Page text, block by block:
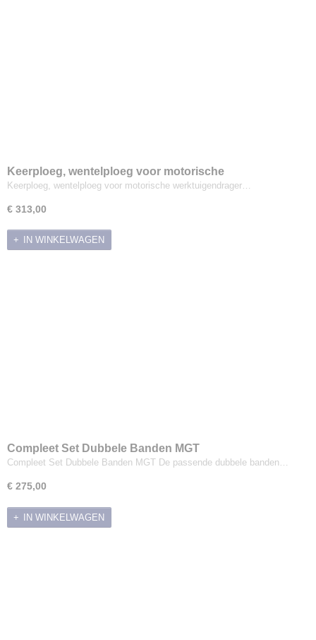
Keerploeg, wentelploeg voor motorische
werktuigendrager Jansen MGT-600
Keerploeg, wentelploeg voor motorische werktuigendrager…
€ 313,00
IN WINKELWAGEN
Compleet Set Dubbele Banden MGT
Compleet Set Dubbele Banden MGT De passende dubbele banden…
€ 275,00
IN WINKELWAGEN